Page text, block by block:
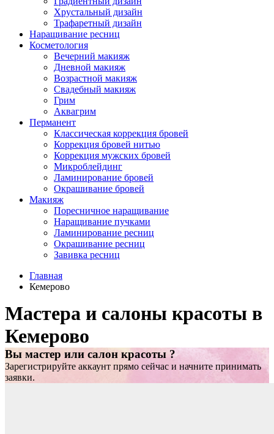
Хрустальный дизайн
Трафаретный дизайн
Наращивание ресниц
Косметология
Вечерний макияж
Дневной макияж
Возрастной макияж
Свадебный макияж
Грим
Аквагрим
Перманент
Классическая коррекция бровей
Коррекция бровей нитью
Коррекция мужских бровей
Микроблейдинг
Ламинирование бровей
Окрашивание бровей
Макияж
Поресничное наращивание
Наращивание пучками
Ламинирование ресниц
Окрашивание ресниц
Завивка ресниц
Главная
Кемерово
Мастера и салоны красоты в
Кемерово
Вы мастер или салон красоты ?
Зарегистрируйте аккаунт прямо сейчас и начните принимать
заявки.